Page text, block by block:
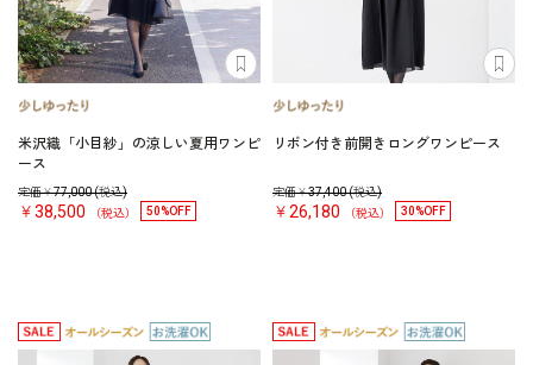
米沢織「小目紗」の涼しい夏用ワンピ
ース
定価￥77,000(税込)
￥38,500 （税込） 50%OFF
リボン付き前開きロングワンピース
定価￥37,400(税込)
￥26,180 （税込） 30%OFF